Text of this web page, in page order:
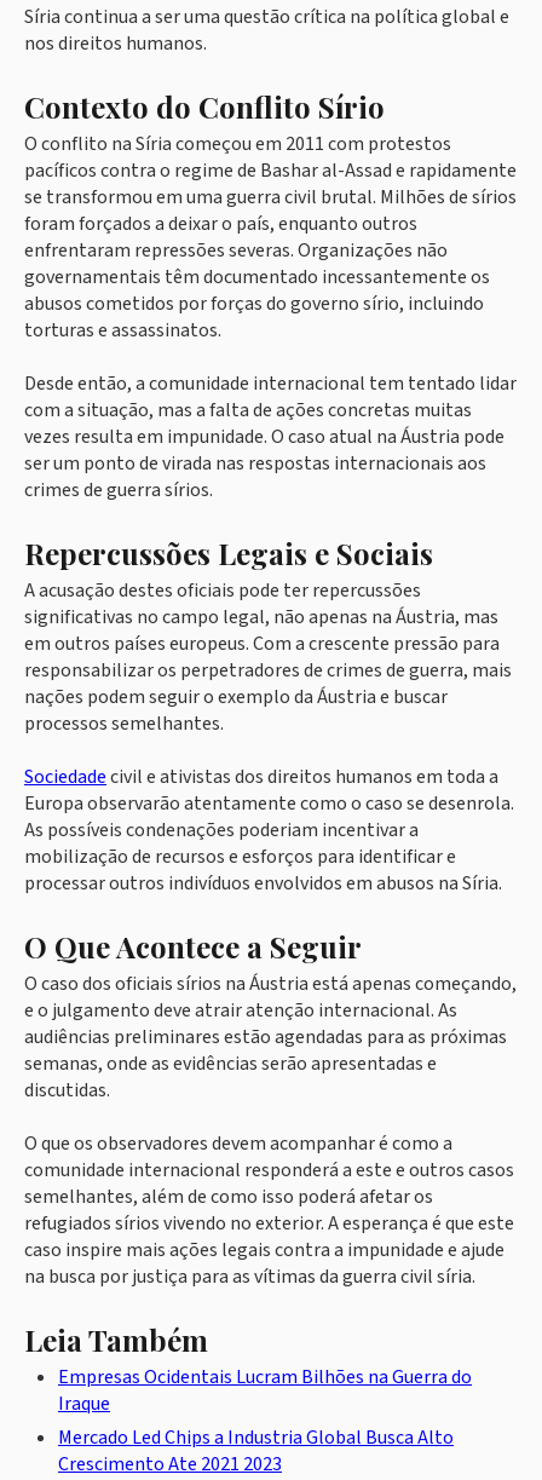
Síria continua a ser uma questão crítica na política global e
nos direitos humanos.
Contexto do Conflito Sírio
O conflito na Síria começou em 2011 com protestos
pacíficos contra o regime de Bashar al-Assad e rapidamente
se transformou em uma guerra civil brutal. Milhões de sírios
foram forçados a deixar o país, enquanto outros
enfrentaram repressões severas. Organizações não
governamentais têm documentado incessantemente os
abusos cometidos por forças do governo sírio, incluindo
torturas e assassinatos.
Desde então, a comunidade internacional tem tentado lidar
com a situação, mas a falta de ações concretas muitas
vezes resulta em impunidade. O caso atual na Áustria pode
ser um ponto de virada nas respostas internacionais aos
crimes de guerra sírios.
Repercussões Legais e Sociais
A acusação destes oficiais pode ter repercussões
significativas no campo legal, não apenas na Áustria, mas
em outros países europeus. Com a crescente pressão para
responsabilizar os perpetradores de crimes de guerra, mais
nações podem seguir o exemplo da Áustria e buscar
processos semelhantes.
Sociedadecivil e ativistas dos direitos humanos em toda a
Europa observarão atentamente como o caso se desenrola.
As possíveis condenações poderiam incentivar a
mobilização de recursos e esforços para identificar e
processar outros indivíduos envolvidos em abusos na Síria.
O Que Acontece a Seguir
O caso dos oficiais sírios na Áustria está apenas começando,
e o julgamento deve atrair atenção internacional. As
audiências preliminares estão agendadas para as próximas
semanas, onde as evidências serão apresentadas e
discutidas.
O que os observadores devem acompanhar é como a
comunidade internacional responderá a este e outros casos
semelhantes, além de como isso poderá afetar os
refugiados sírios vivendo no exterior. A esperança é que este
caso inspire mais ações legais contra a impunidade e ajude
na busca por justiça para as vítimas da guerra civil síria.
Leia Também
Empresas Ocidentais Lucram Bilhões na Guerra do
Iraque
Mercado Led Chips a Industria Global Busca Alto
Crescimento Ate 2021 2023